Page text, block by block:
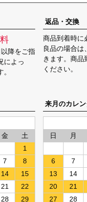
降をご指
によっ
返品・交換
商品到着時に
良品の場合は
きます。商品
ください。
金
土
1
7
8
14
15
21
22
28 29
来月のカレ
日
月
6
7
13
14
20
21
27
28